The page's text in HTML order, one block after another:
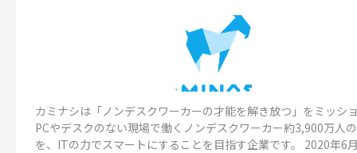
カミナシは「ノンデスクワーカーの才能を解き放つ」をミッシ
PCやデスクのない現場で働くノンデスクワーカー約3,900万人
を、ITの力でスマートにすることを目指す企業です。 2020年6